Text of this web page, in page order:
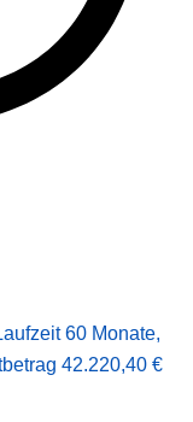
60 Monate,
42.220,40 €